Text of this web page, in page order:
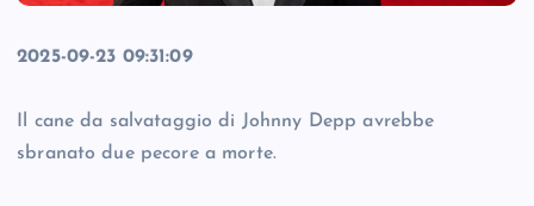
2025-09-23 09:31:09
Il cane da salvataggio di Johnny Depp avrebbe
sbranato due pecore a morte.